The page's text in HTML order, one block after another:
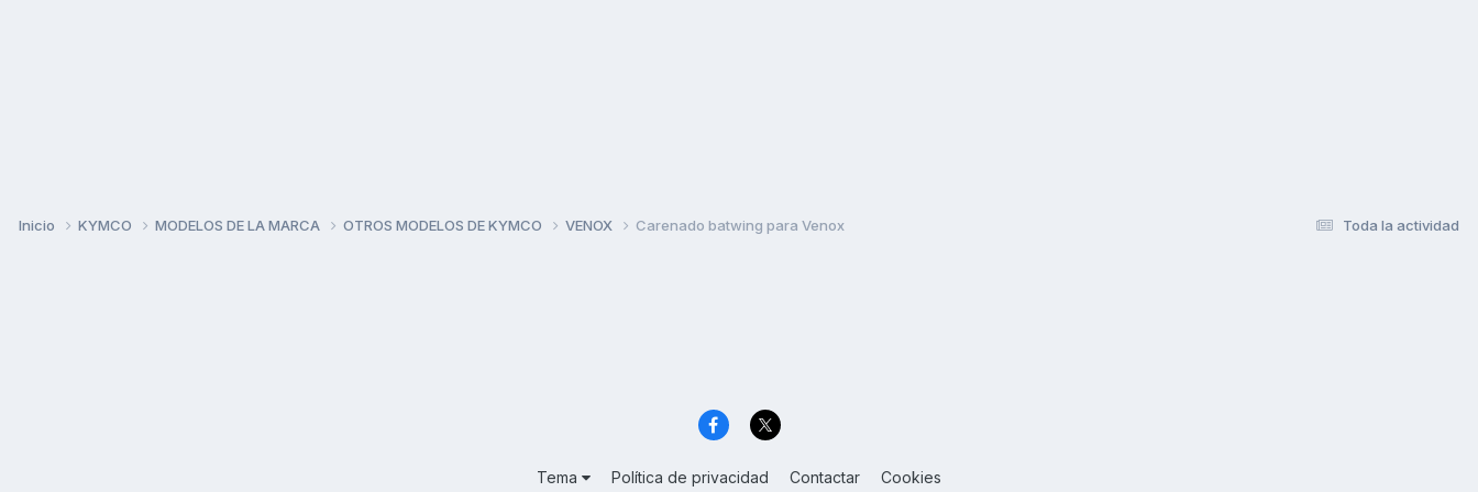
Toda la actividad
Inicio KYMCO MODELOS DE LA MARCA OTROS MODELOS DE KYMCO VENOX Carenado batwing para Venox
Tema Política de privacidad Contactar Cookies